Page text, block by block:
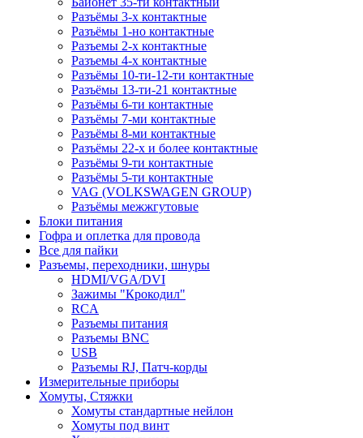
Разъёмы 3-х контактные
Разъёмы 1-но контактные
Разъемы 2-х контактные
Разъемы 4-х контактные
Разъёмы 10-ти-12-ти контактные
Разъёмы 13-ти-21 контактные
Разъёмы 6-ти контактные
Разъёмы 7-ми контактные
Разъёмы 8-ми контактные
Разъёмы 22-х и более контактные
Разъёмы 9-ти контактные
Разъёмы 5-ти контактные
VAG (VOLKSWAGEN GROUP)
Разъёмы межжгутовые
Блоки питания
Гофра и оплетка для провода
Все для пайки
Разъемы, переходники, шнуры
HDMI/VGA/DVI
Зажимы "Крокодил"
RCA
Разъемы питания
Разъемы BNC
USB
Разъемы RJ, Патч-корды
Измерительные приборы
Хомуты, Стяжки
Хомуты стандартные нейлон
Хомуты под винт